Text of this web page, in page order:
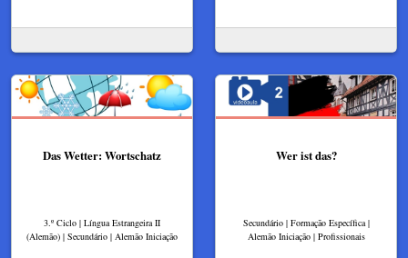
Das Wetter: Wortschatz
3.º Ciclo | Língua Estrangeira II
(Alemão) | Secundário | Alemão Iniciação
Wer ist das?
Secundário | Formação Específica |
Alemão Iniciação | Profissionais